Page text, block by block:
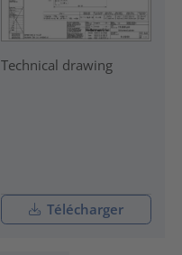
Technical drawing
Télécharger